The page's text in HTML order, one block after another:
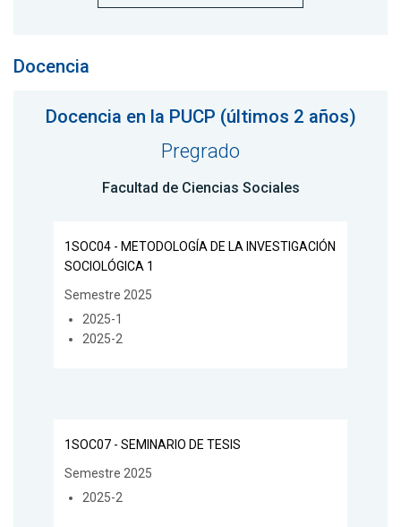
Docencia
Docencia en la PUCP (últimos 2 años)
Pregrado
Facultad de Ciencias Sociales
1SOC04 - METODOLOGÍA DE LA INVESTIGACIÓN
SOCIOLÓGICA 1
Semestre 2025
2025-1
2025-2
1SOC07 - SEMINARIO DE TESIS
Semestre 2025
2025-2